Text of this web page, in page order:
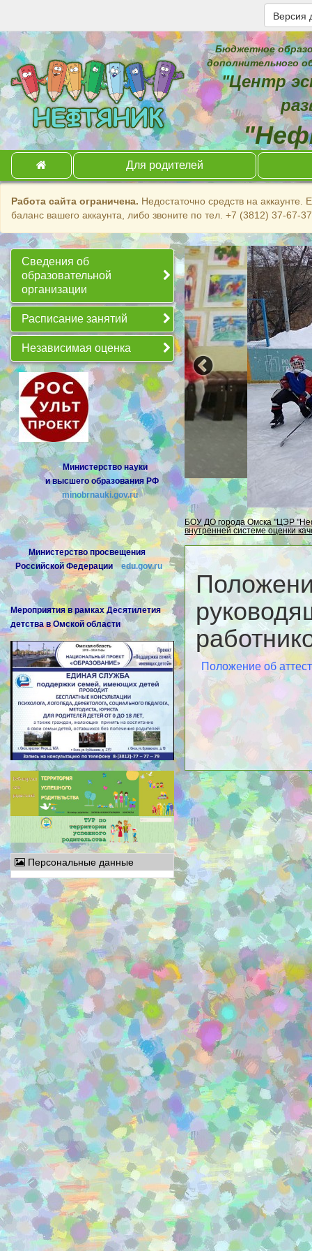
Версия
Бюджетное
дополнительного
"Центр
Для родителей
Работа сайта ограничена. Недостаточно средств на
баланс вашего аккаунта, либо звоните по тел. +7 (3812) 37-67-
Сведения об
образовательной
организации
Расписание занятий
Независимая оценка
Министерство науки
и высшего образования РФ
minobrnauki.gov.ru
Министерство просвещения
Российской Федерации edu.gov.ru
Мероприятия в рамках Десятилетия
детства в Омской области
Персональные данные
БОУ ДО города Омска "ЦЭР
внутренней системе оценки
Положение об